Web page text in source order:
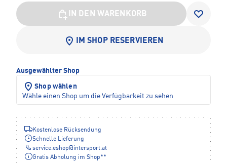
IN DEN WARENKORB
IM SHOP RESERVIEREN
Ausgewählter Shop
Shop wählen
Wähle einen Shop um die Verfügbarkeit zu sehen
Kostenlose Rücksendung
Schnelle Lieferung
service.eshop@intersport.at
Gratis Abholung im Shop**